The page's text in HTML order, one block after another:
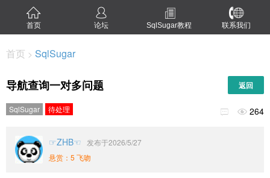
首页 论坛 SqlSugar教程 联系我们
首页 > SqlSugar
导航查询一对多问题 返回
SqlSugar 待处理   264
☞ZHB☜
发布于2026/5/27
悬赏：5 飞吻